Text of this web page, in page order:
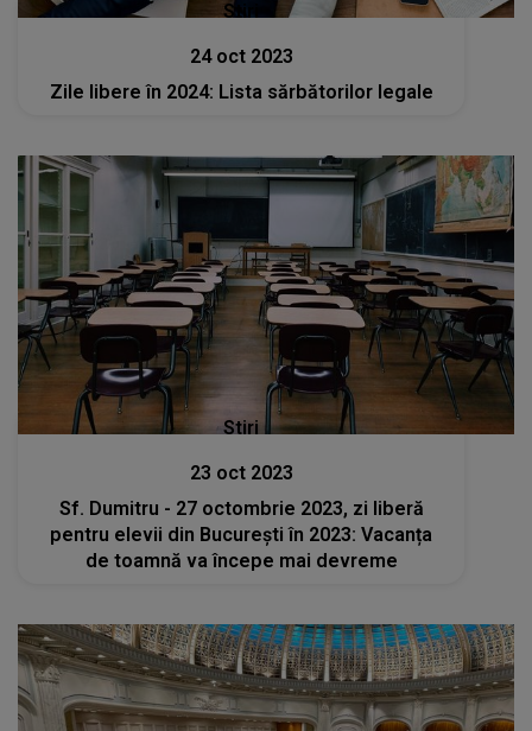
Stiri
24 oct 2023
Zile libere în 2024: Lista sărbătorilor legale
Stiri
23 oct 2023
Sf. Dumitru - 27 octombrie 2023, zi liberă
pentru elevii din București în 2023: Vacanța
de toamnă va începe mai devreme